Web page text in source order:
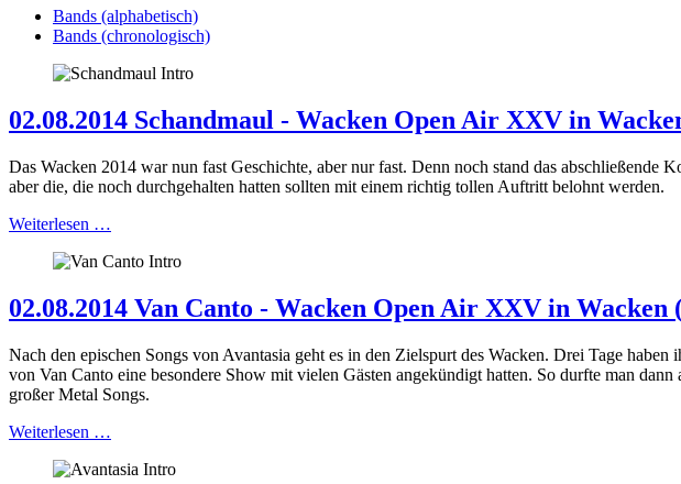
Bands (alphabetisch)
Bands (chronologisch)
02.08.2014 Schandmaul - Wacken Open Air XXV in
Das Wacken 2014 war nun fast Geschichte, aber nur fast. Denn noch stand das
aber die, die noch durchgehalten hatten sollten mit einem richtig tollen Auftritt belohnt werden.
Weiterlesen …
02.08.2014 Van Canto - Wacken Open Air XXV in Wacken
Nach den epischen Songs von Avantasia geht es in den Zielspurt des Wacken. Drei Tage
von Van Canto eine besondere Show mit vielen Gästen angekündigt hatten. So durfte man
großer Metal Songs.
Weiterlesen …